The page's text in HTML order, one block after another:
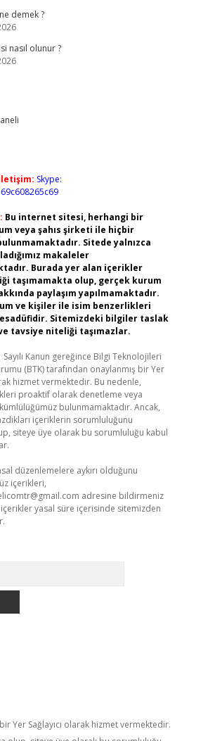
demek ?
nasıl olunur ?
Skype:
Bu internet sitesi, herhangi bir
veya şahıs şirketi ile hiçbir
Sitede yalnızca
makaleler
Burada yer alan içerikler
taşımamakta olup, gerçek kurum
paylaşım yapılmamaktadır.
ve kişiler ile isim benzerlikleri
Sitemizdeki bilgiler taslak
tavsiye niteliği taşımazlar.
Sayılı Kanun gereğince Bilgi Teknolojileri
(BTK) tarafından onaylanmış bir Yer
hizmet vermektedir. Bu nedenle,
proaktif olarak denetleme veya
bulunmamaktadır. Ancak,
içeriklerin sorumluluğunu
siteye üye olarak bu sorumluluğu kabul
düzenlemelere aykırı olduğunu
içerikleri,
adresine bildirmeniz
yasal süre içerisinde sitemizden
Yer Sağlayıcı olarak hizmet vermektedir.